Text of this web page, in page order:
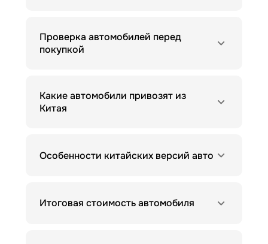
Проверка автомобилей перед
покупкой
Какие автомобили привозят из
Китая
Особенности китайских версий авто
Итоговая стоимость автомобиля